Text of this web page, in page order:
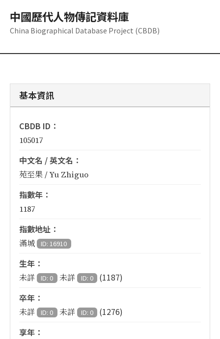
中國歷代人物傳記資料庫
China Biographical Database Project (CBDB)
基本資訊
CBDB ID：
105017
中文名 / 英文名：
苑至果 / Yu Zhiguo
指數年：
1187
指數地址：
滿城 ID: 16910
生年：
未詳 ID: 0 未詳 ID: 0
(1187)
卒年：
未詳 ID: 0 未詳 ID: 0
(1276)
享年：